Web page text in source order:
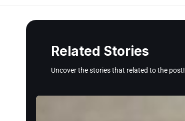
Related Stories
Uncover the stories that related to the post!